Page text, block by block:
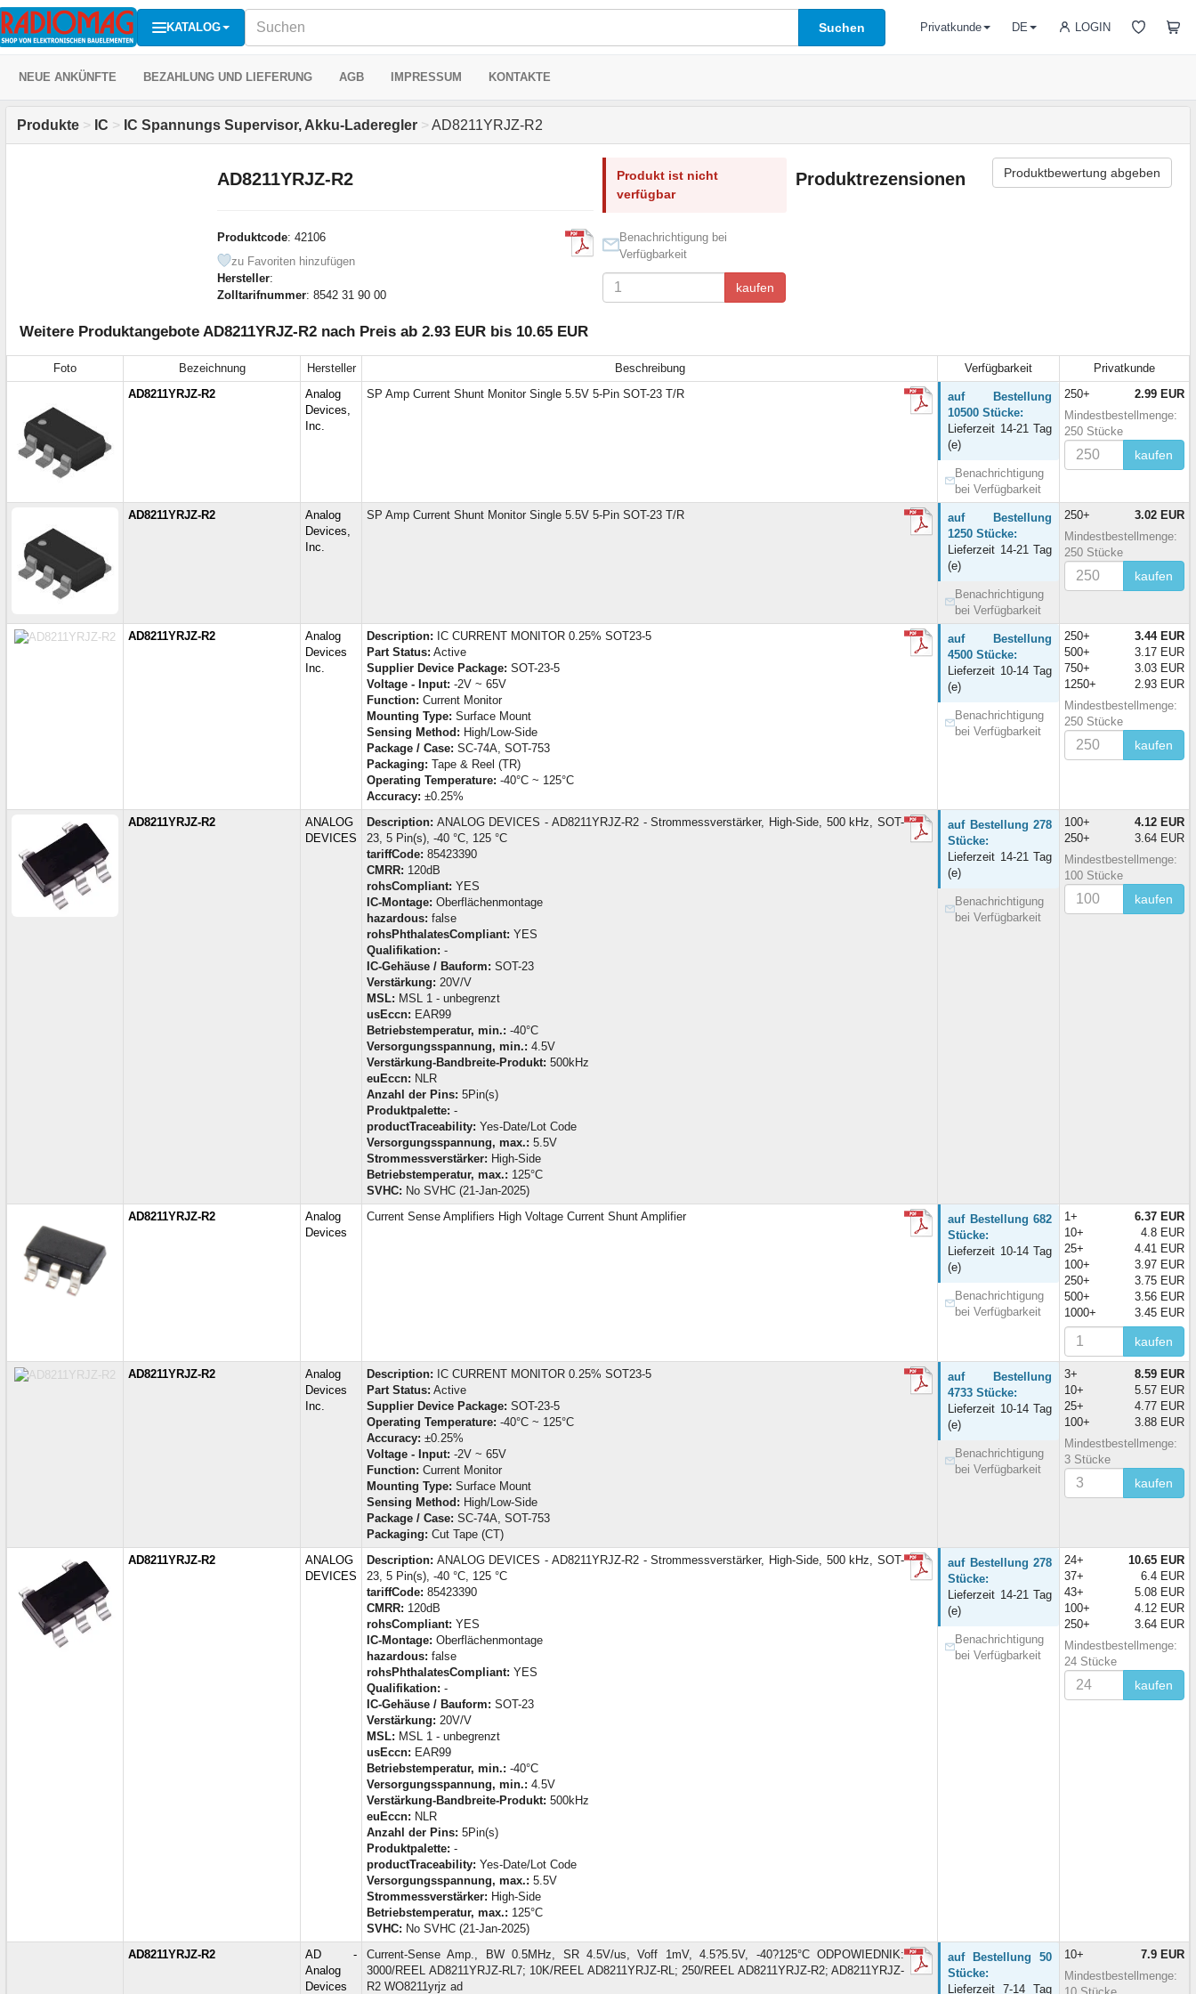
KATALOG Suchen LOGIN
Privatkunde DE
NEUE ANKÜNFTE BEZAHLUNG UND LIEFERUNG AGB IMPRESSUM KONTAKTE
Produkte > IC > IC Spannungs Supervisor, Akku-Laderegler > AD8211YRJZ-R2
AD8211YRJZ-R2
Produktcode: 42106
zu Favoriten hinzufügen
Hersteller:
Zolltarifnummer: 8542 31 90 00
Produkt ist nicht
verfügbar
Benachrichtigung bei
Verfügbarkeit
kaufen
Produktrezensionen Produktbewertung abgeben
Weitere Produktangebote AD8211YRJZ-R2 nach Preis ab 2.93 EUR bis 10.65 EUR
Foto Bezeichnung Hersteller Beschreibung Verfügbarkeit
Privatkunde
AD8211YRJZ-R2
Analog
Devices,
Inc.
SP Amp Current Shunt Monitor Single 5.5V 5-Pin SOT-23 T/R
auf Bestellung
10500 Stücke:
Lieferzeit 14-21 Tag
(e)
Benachrichtigung
bei Verfügbarkeit
250+
2.99 EUR
Mindestbestellmenge:
250 Stücke
kaufen
AD8211YRJZ-R2
Analog
Devices,
Inc.
SP Amp Current Shunt Monitor Single 5.5V 5-Pin SOT-23 T/R
auf Bestellung
1250 Stücke:
Lieferzeit 14-21 Tag
(e)
Benachrichtigung
bei Verfügbarkeit
250+
3.02 EUR
Mindestbestellmenge:
250 Stücke
kaufen
AD8211YRJZ-R2
Analog
Devices
Inc.
Description: IC CURRENT MONITOR 0.25% SOT23-5
Part Status: Active
Supplier Device Package: SOT-23-5
Voltage - Input: -2V ~ 65V
Function: Current Monitor
Mounting Type: Surface Mount
Sensing Method: High/Low-Side
Package / Case: SC-74A, SOT-753
Packaging: Tape & Reel (TR)
Operating Temperature: -40°C ~ 125°C
Accuracy: ±0.25%
auf Bestellung
4500 Stücke:
Lieferzeit 10-14 Tag
(e)
Benachrichtigung
bei Verfügbarkeit
250+
3.44 EUR
500+
3.17 EUR
750+
3.03 EUR
1250+
2.93 EUR
Mindestbestellmenge:
250 Stücke
kaufen
AD8211YRJZ-R2
ANALOG
DEVICES
Description: ANALOG DEVICES - AD8211YRJZ-R2 - Strommessverstärker, High-Side, 500 kHz, SOT-
23, 5 Pin(s), -40 °C, 125 °C
tariffCode: 85423390
CMRR: 120dB
rohsCompliant: YES
IC-Montage: Oberflächenmontage
hazardous: false
rohsPhthalatesCompliant: YES
Qualifikation: -
IC-Gehäuse / Bauform: SOT-23
Verstärkung: 20V/V
MSL: MSL 1 - unbegrenzt
usEccn: EAR99
Betriebstemperatur, min.: -40°C
Versorgungsspannung, min.: 4.5V
Verstärkung-Bandbreite-Produkt: 500kHz
euEccn: NLR
Anzahl der Pins: 5Pin(s)
Produktpalette: -
productTraceability: Yes-Date/Lot Code
Versorgungsspannung, max.: 5.5V
Strommessverstärker: High-Side
Betriebstemperatur, max.: 125°C
SVHC: No SVHC (21-Jan-2025)
auf Bestellung 278
Stücke:
Lieferzeit 14-21 Tag
(e)
Benachrichtigung
bei Verfügbarkeit
100+
4.12 EUR
250+
3.64 EUR
Mindestbestellmenge:
100 Stücke
kaufen
AD8211YRJZ-R2
Analog
Devices
Current Sense Amplifiers High Voltage Current Shunt Amplifier
auf Bestellung 682
Stücke:
Lieferzeit 10-14 Tag
(e)
Benachrichtigung
bei Verfügbarkeit
1+
6.37 EUR
10+
4.8 EUR
25+
4.41 EUR
100+
3.97 EUR
250+
3.75 EUR
500+
3.56 EUR
1000+
3.45 EUR
kaufen
AD8211YRJZ-R2
Analog
Devices
Inc.
Description: IC CURRENT MONITOR 0.25% SOT23-5
Part Status: Active
Supplier Device Package: SOT-23-5
Operating Temperature: -40°C ~ 125°C
Accuracy: ±0.25%
Voltage - Input: -2V ~ 65V
Function: Current Monitor
Mounting Type: Surface Mount
Sensing Method: High/Low-Side
Package / Case: SC-74A, SOT-753
Packaging: Cut Tape (CT)
auf Bestellung
4733 Stücke:
Lieferzeit 10-14 Tag
(e)
Benachrichtigung
bei Verfügbarkeit
3+
8.59 EUR
10+
5.57 EUR
25+
4.77 EUR
100+
3.88 EUR
Mindestbestellmenge:
3 Stücke
kaufen
AD8211YRJZ-R2
ANALOG
DEVICES
Description: ANALOG DEVICES - AD8211YRJZ-R2 - Strommessverstärker, High-Side, 500 kHz, SOT-
23, 5 Pin(s), -40 °C, 125 °C
tariffCode: 85423390
CMRR: 120dB
rohsCompliant: YES
IC-Montage: Oberflächenmontage
hazardous: false
rohsPhthalatesCompliant: YES
Qualifikation: -
IC-Gehäuse / Bauform: SOT-23
Verstärkung: 20V/V
MSL: MSL 1 - unbegrenzt
usEccn: EAR99
Betriebstemperatur, min.: -40°C
Versorgungsspannung, min.: 4.5V
Verstärkung-Bandbreite-Produkt: 500kHz
euEccn: NLR
Anzahl der Pins: 5Pin(s)
Produktpalette: -
productTraceability: Yes-Date/Lot Code
Versorgungsspannung, max.: 5.5V
Strommessverstärker: High-Side
Betriebstemperatur, max.: 125°C
SVHC: No SVHC (21-Jan-2025)
auf Bestellung 278
Stücke:
Lieferzeit 14-21 Tag
(e)
Benachrichtigung
bei Verfügbarkeit
24+
10.65 EUR
37+
6.4 EUR
43+
5.08 EUR
100+
4.12 EUR
250+
3.64 EUR
Mindestbestellmenge:
24 Stücke
kaufen
AD8211YRJZ-R2
AD -
Analog
Devices
Current-Sense Amp., BW 0.5MHz, SR 4.5V/us, Voff 1mV, 4.5?5.5V, -40?125°C ODPOWIEDNIK:
3000/REEL AD8211YRJZ-RL7; 10K/REEL AD8211YRJZ-RL; 250/REEL AD8211YRJZ-R2; AD8211YRJZ-
R2 WO8211yrjz ad
auf Bestellung 50
Stücke:
Lieferzeit 7-14 Tag
10+
7.9 EUR
Mindestbestellmenge: